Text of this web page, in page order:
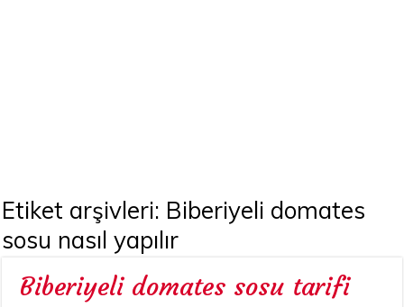
Etiket arşivleri: Biberiyeli domates
sosu nasıl yapılır
Biberiyeli domates sosu tarifi